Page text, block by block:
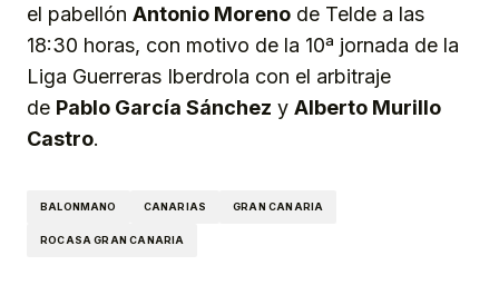
el pabellón Antonio Moreno de Telde a las
18:30 horas, con motivo de la 10ª jornada de la
Liga Guerreras Iberdrola con el arbitraje
de Pablo García Sánchez y Alberto Murillo
Castro.
BALONMANO CANARIAS GRAN CANARIA
ROCASA GRAN CANARIA